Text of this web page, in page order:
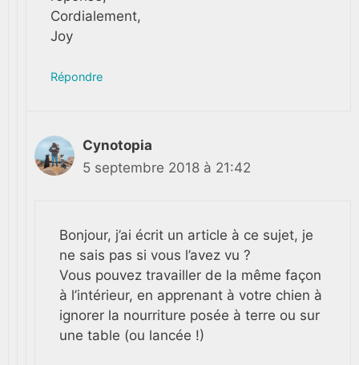
Cordialement,
Joy
Répondre
Cynotopia
5 septembre 2018 à 21:42
Bonjour, j’ai écrit un article à ce sujet, je
ne sais pas si vous l’avez vu ?
Vous pouvez travailler de la même façon
à l’intérieur, en apprenant à votre chien à
ignorer la nourriture posée à terre ou sur
une table (ou lancée !)